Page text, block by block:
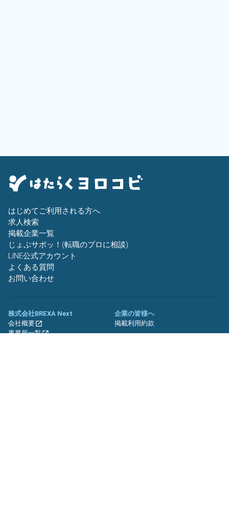
はじめてご利用される方へ
求人検索
掲載企業一覧
じょぶサポッ！(転職のプロに相談)
LINE公式アカウント
よくある質問
お問い合わせ
株式会社BREXA Next
会社概要
事業所一覧
企業の皆様へ
掲載利用約款